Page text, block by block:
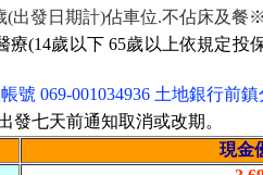
出發日期計)佔車位.不佔床及餐
(14歲以下 65歲以上依規定投保
號 069-001034936 土地銀行前
發七天前通知取消或改期。
現金